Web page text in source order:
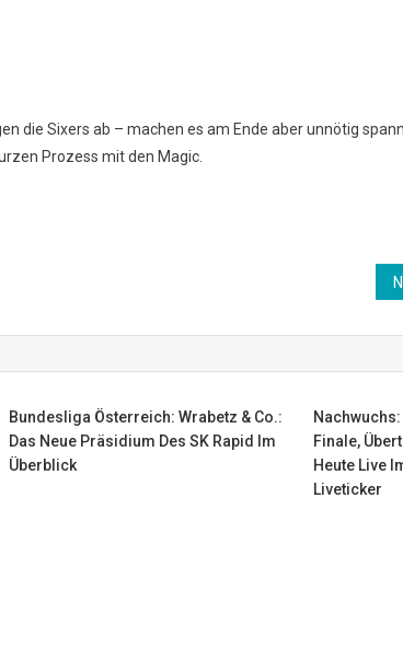
die Sixers ab – machen es am Ende aber unnötig
Prozess mit den Magic.
Bundesliga Österreich: Wrabetz & Co.:
Das Neue Präsidium Des SK Rapid Im
Überblick
Finale,
Heute Live
Liveticker